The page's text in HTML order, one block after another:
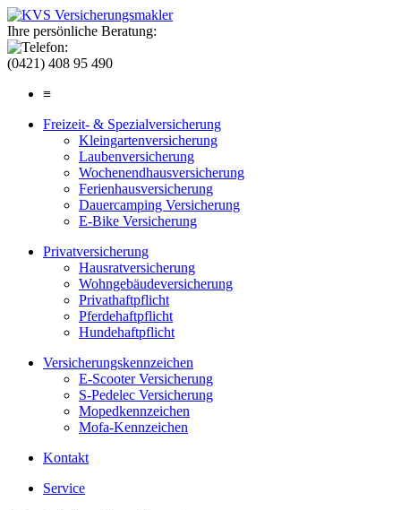
Ihre persönliche Beratung:
(0421) 408 95 490
≡
Freizeit- & Spezialversicherung
Kleingartenversicherung
Laubenversicherung
Wochenendhausversicherung
Ferienhausversicherung
Dauercamping Versicherung
E-Bike Versicherung
Privatversicherung
Hausratversicherung
Wohngebäudeversicherung
Privathaftpflicht
Pferdehaftpflicht
Hundehaftpflicht
Versicherungskennzeichen
E-Scooter Versicherung
S-Pedelec Versicherung
Mopedkennzeichen
Mofa-Kennzeichen
Kontakt
Service